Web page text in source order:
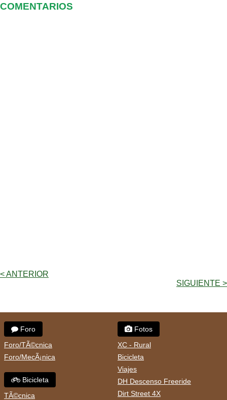
COMENTARIOS
< ANTERIOR
SIGUIENTE >
Foro
Foro/TÃ©cnica
Foro/MecÃ¡nica
Bicicleta
TÃ©cnica
Fotos
XC - Rural
Bicicleta
Viajes
DH Descenso Freeride
Dirt Street 4X